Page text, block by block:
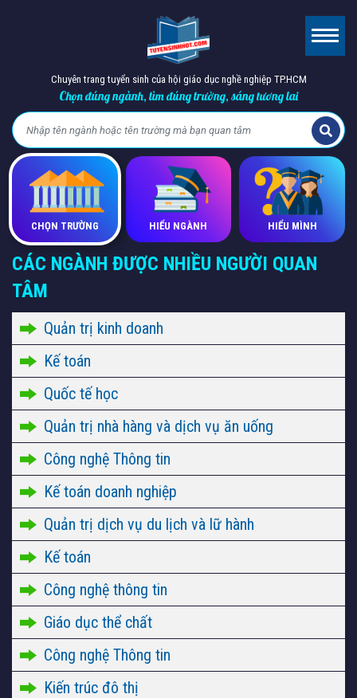
Chuyên trang tuyển sinh của hội giáo dục nghề nghiệp TP.HCM
Chọn đúng ngành, tìm đúng trường, sáng tương lai
HIỂU MÌNH
HIỂU NGÀNH
CHỌN TRƯỜNG
CÁC NGÀNH ĐƯỢC NHIỀU NGƯỜI QUAN
TÂM
Quản trị kinh doanh
Kế toán
Quốc tế học
Quản trị nhà hàng và dịch vụ ăn uống
Công nghệ Thông tin
Kế toán doanh nghiệp
Quản trị dịch vụ du lịch và lữ hành
Kế toán
Công nghệ thông tin
Giáo dục thể chất
Công nghệ Thông tin
Kiến trúc đô thị